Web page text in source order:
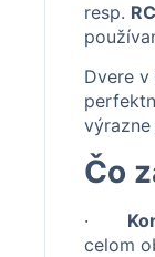
resp.
Dvere
Čo
·
celom